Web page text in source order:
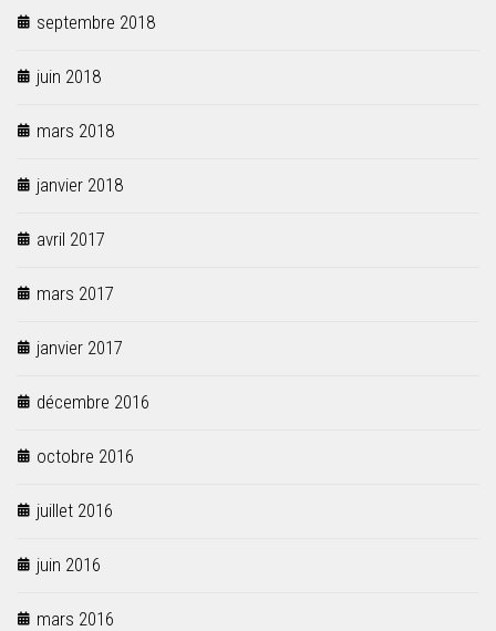
septembre 2018
juin 2018
mars 2018
janvier 2018
avril 2017
mars 2017
janvier 2017
décembre 2016
octobre 2016
juillet 2016
juin 2016
mars 2016